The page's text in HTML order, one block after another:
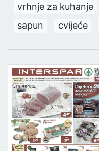
vrhnje za kuhanje
sapun
cvijeće